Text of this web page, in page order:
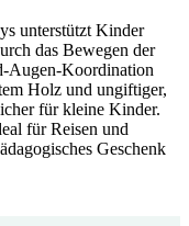
unterstützt Kinder
das Bewegen der
Holz und ungiftiger,
für kleine Kinder.
für Reisen und
Geschenk